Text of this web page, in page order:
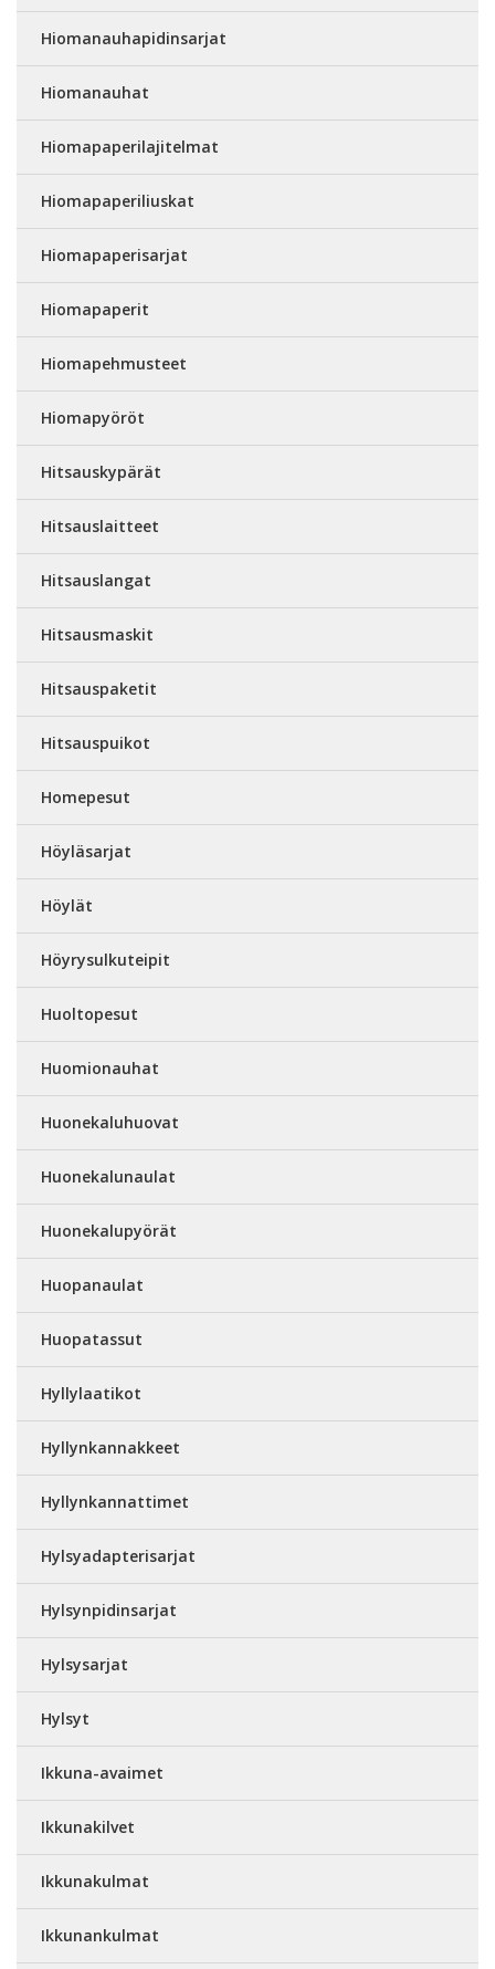
Hiomanauhapidinsarjat
Hiomanauhat
Hiomapaperilajitelmat
Hiomapaperiliuskat
Hiomapaperisarjat
Hiomapaperit
Hiomapehmusteet
Hiomapyöröt
Hitsauskypärät
Hitsauslaitteet
Hitsauslangat
Hitsausmaskit
Hitsauspaketit
Hitsauspuikot
Homepesut
Höyläsarjat
Höylät
Höyrysulkuteipit
Huoltopesut
Huomionauhat
Huonekaluhuovat
Huonekalunaulat
Huonekalupyörät
Huopanaulat
Huopatassut
Hyllylaatikot
Hyllynkannakkeet
Hyllynkannattimet
Hylsyadapterisarjat
Hylsynpidinsarjat
Hylsysarjat
Hylsyt
Ikkuna-avaimet
Ikkunakilvet
Ikkunakulmat
Ikkunankulmat